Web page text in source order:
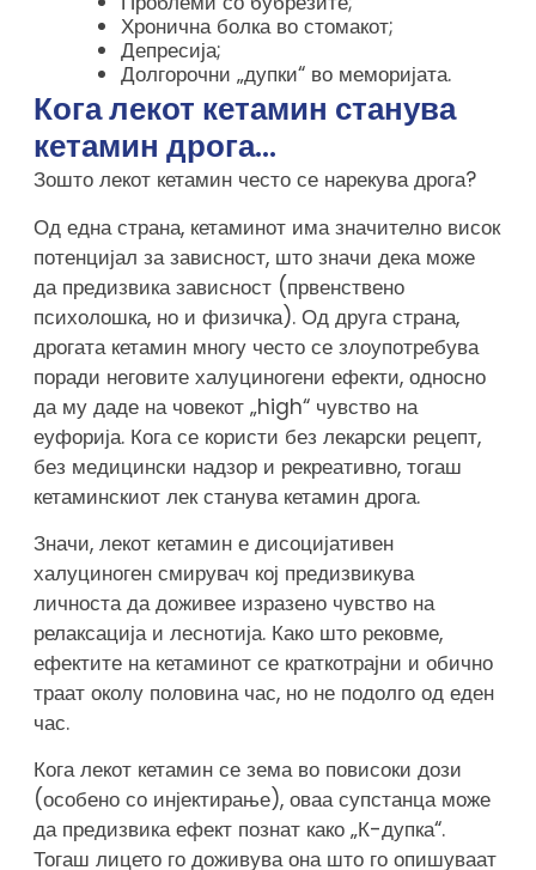
Хронична болка во стомакот;
Депресија;
Долгорочни „дупки“ во меморијата.
Кога лекот кетамин станува
кетамин дрога…
Зошто лекот кетамин често се нарекува дрога?
Од една страна, кетаминот има значително висок
потенцијал за зависност, што значи дека може
да предизвика зависност (првенствено
психолошка, но и физичка). Од друга страна,
дрогата кетамин многу често се злоупотребува
поради неговите халуциногени ефекти, односно
да му даде на човекот „high“ чувство на
еуфорија. Кога се користи без лекарски рецепт,
без медицински надзор и рекреативно, тогаш
кетаминскиот лек станува кетамин дрога.
Значи, лекот кетамин е дисоцијативен
халуциноген смирувач кој предизвикува
личноста да доживее изразено чувство на
релаксација и леснотија. Како што рековме,
ефектите на кетаминот се краткотрајни и обично
траат околу половина час, но не подолго од еден
час.
Кога лекот кетамин се зема во повисоки дози
(особено со инјектирање), оваа супстанца може
да предизвика ефект познат како „К-дупка“.
Тогаш лицето го доживува она што го опишуваат